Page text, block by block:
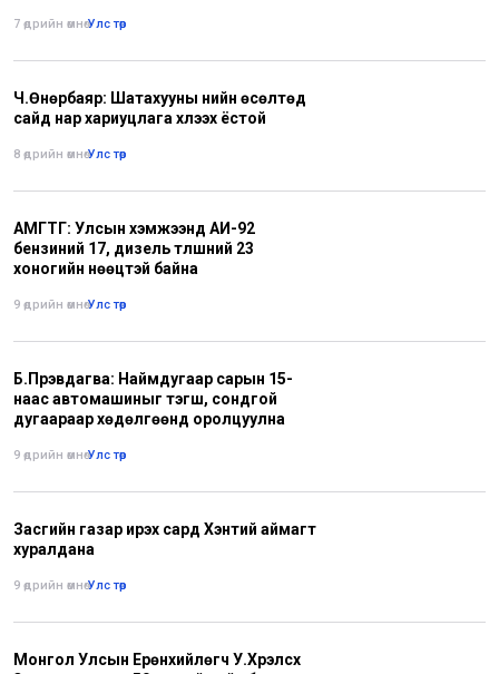
7 өдрийн өмнө•Улс төр
Ч.Өнөрбаяр: Шатахууны үнийн өсөлтөд
сайд нар хариуцлага хүлээх ёстой
8 өдрийн өмнө•Улс төр
АМГТГ: Улсын хэмжээнд АИ-92
бензиний 17, дизель түлшний 23
хоногийн нөөцтэй байна
9 өдрийн өмнө•Улс төр
Б.Пүрэвдагва: Наймдугаар сарын 15-
наас автомашиныг тэгш, сондгой
дугаараар хөдөлгөөнд оролцуулна
9 өдрийн өмнө•Улс төр
Засгийн газар ирэх сард Хэнтий аймагт
хуралдана
9 өдрийн өмнө•Улс төр
Монгол Улсын Ерөнхийлөгч У.Хүрэлсүх